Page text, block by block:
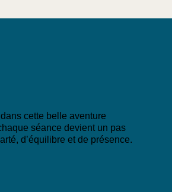
cette belle aventure
séance devient un pas
d’équilibre et de présence.